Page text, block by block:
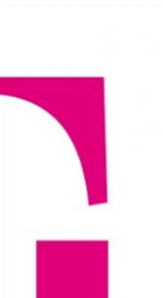
aktive Phishing-Plattform
gestärkt –